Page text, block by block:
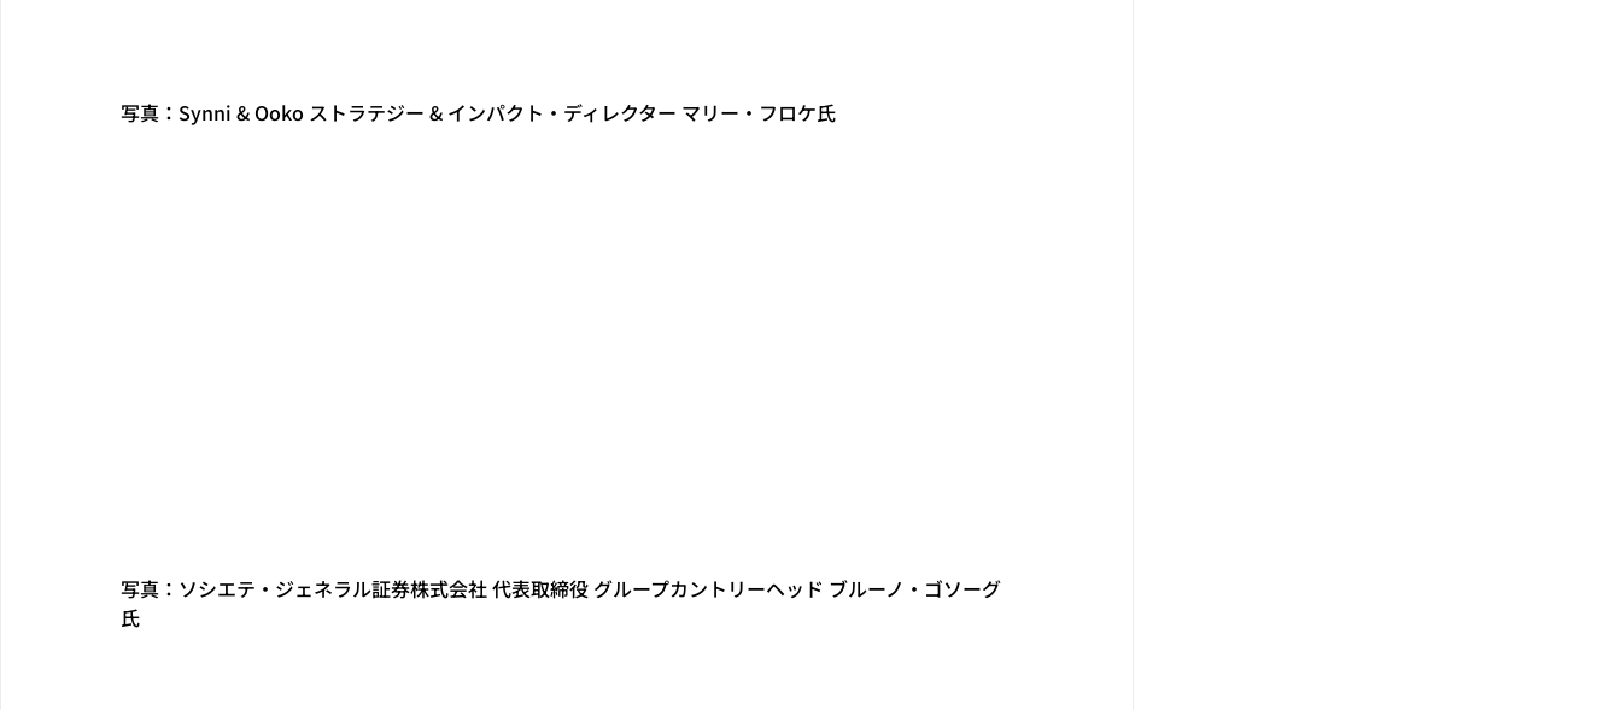
写真：Synni & Ooko ストラテジー & インパクト・ディレクター マリー・フロケ氏
写真：ソシエテ・ジェネラル証券株式会社 代表取締役 グループカントリーヘッド ブルーノ・ゴソーグ
氏